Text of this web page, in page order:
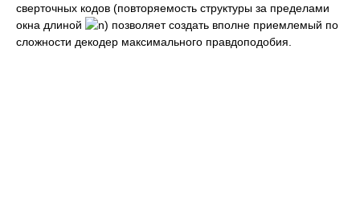
сверточных кодов (повторяемость структуры за пределами
окна длиной
) позволяет создать вполне приемлемый по
сложности декодер максимального правдоподобия.